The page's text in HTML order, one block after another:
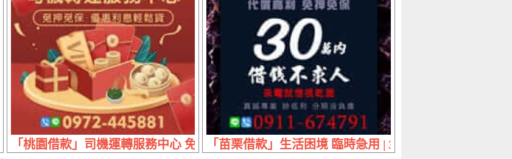
| 現辦現領 不留車免押證
「桃園借款」司機運轉服務中心 免押免保 | 優惠利息 輕鬆貸「苗栗借款」生活困境 臨時急用 | 30萬內 代償高利免押